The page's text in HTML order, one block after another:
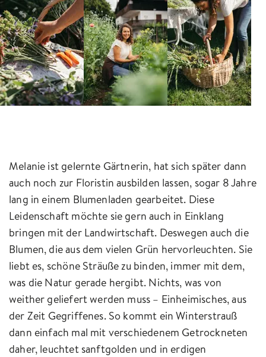
Melanie ist gelernte Gärtnerin, hat sich später dann
auch noch zur Floristin ausbilden lassen, sogar 8 Jahre
lang in einem Blumenladen gearbeitet. Diese
Leidenschaft möchte sie gern auch in Einklang
bringen mit der Landwirtschaft. Deswegen auch die
Blumen, die aus dem vielen Grün hervorleuchten. Sie
liebt es, schöne Sträuße zu binden, immer mit dem,
was die Natur gerade hergibt. Nichts, was von
weither geliefert werden muss – Einheimisches, aus
der Zeit Gegriffenes. So kommt ein Winterstrauß
dann einfach mal mit verschiedenem Getrockneten
daher, leuchtet sanftgolden und in erdigen